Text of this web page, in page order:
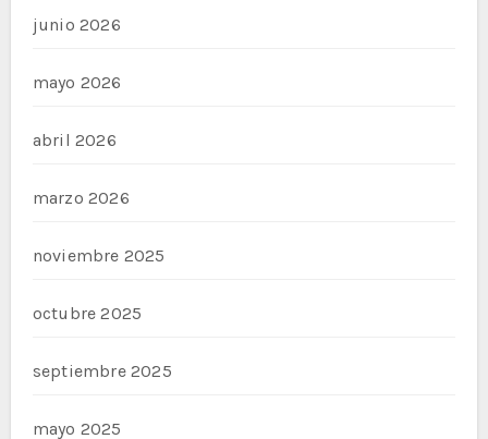
junio 2026
mayo 2026
abril 2026
marzo 2026
noviembre 2025
octubre 2025
septiembre 2025
mayo 2025